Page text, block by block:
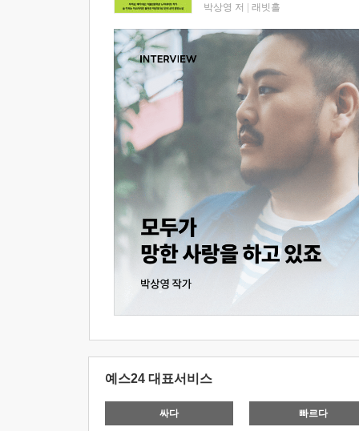
박상영 저 래빗홀
예스24 대표서비스
싸다 빠르다